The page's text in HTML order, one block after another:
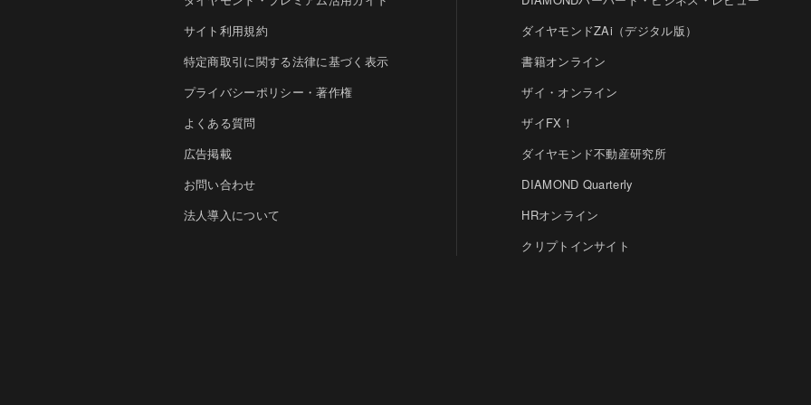
サイト利用規約
特定商取引に関する法律に基づく表示
プライバシーポリシー・著作権
よくある質問
広告掲載
お問い合わせ
法人導入について
ダイヤモンドZAi（デジタル版）
書籍オンライン
ザイ・オンライン
ザイFX！
ダイヤモンド不動産研究所
DIAMOND Quarterly
HRオンライン
クリプトインサイト